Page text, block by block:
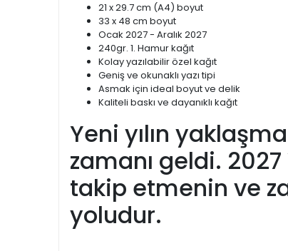
21 x 29.7 cm (A4) boyut
33 x 48 cm boyut
Ocak 2027 - Aralık 2027
240gr. 1. Hamur kağıt
Kolay yazılabilir özel kağıt
Geniş ve okunaklı yazı tipi
Asmak için ideal boyut ve delik
Kaliteli baskı ve dayanıklı kağıt
Yeni yılın
zamanı geldi.
takip etmenin ve
yoludur.